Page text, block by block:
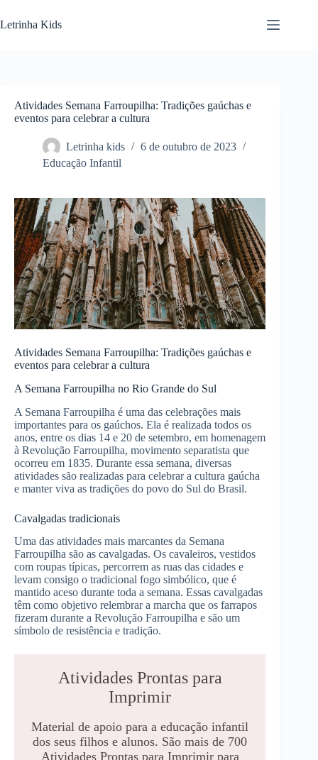
Letrinha Kids
Atividades Semana Farroupilha: Tradições gaúchas e
eventos para celebrar a cultura
Letrinha kids
6 de outubro de 2023
Educação Infantil
Atividades Semana Farroupilha: Tradições gaúchas e
eventos para celebrar a cultura
A Semana Farroupilha no Rio Grande do Sul
A Semana Farroupilha é uma das celebrações mais
importantes para os gaúchos. Ela é realizada todos os
anos, entre os dias 14 e 20 de setembro, em homenagem
à Revolução Farroupilha, movimento separatista que
ocorreu em 1835. Durante essa semana, diversas
atividades são realizadas para celebrar a cultura gaúcha
e manter viva as tradições do povo do Sul do Brasil.
Cavalgadas tradicionais
Uma das atividades mais marcantes da Semana
Farroupilha são as cavalgadas. Os cavaleiros, vestidos
com roupas típicas, percorrem as ruas das cidades e
levam consigo o tradicional fogo simbólico, que é
mantido aceso durante toda a semana. Essas cavalgadas
têm como objetivo relembrar a marcha que os farrapos
fizeram durante a Revolução Farroupilha e são um
símbolo de resistência e tradição.
Atividades Prontas para
Imprimir
Material de apoio para a educação infantil
dos seus filhos e alunos. São mais de 700
Atividades Prontas para Imprimir para